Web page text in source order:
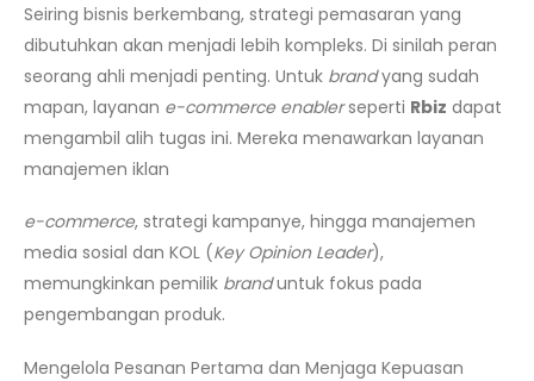
Seiring bisnis berkembang, strategi pemasaran yang
dibutuhkan akan menjadi lebih kompleks. Di sinilah peran
seorang ahli menjadi penting. Untuk brandyang sudah
mapan, layanan e-commerce enablerseperti Rbiz dapat
mengambil alih tugas ini. Mereka menawarkan layanan
manajemen iklan
e-commerce, strategi kampanye, hingga manajemen
media sosial dan KOL (Key Opinion Leader),
memungkinkan pemilik branduntuk fokus pada
pengembangan produk.
Mengelola Pesanan Pertama dan Menjaga Kepuasan